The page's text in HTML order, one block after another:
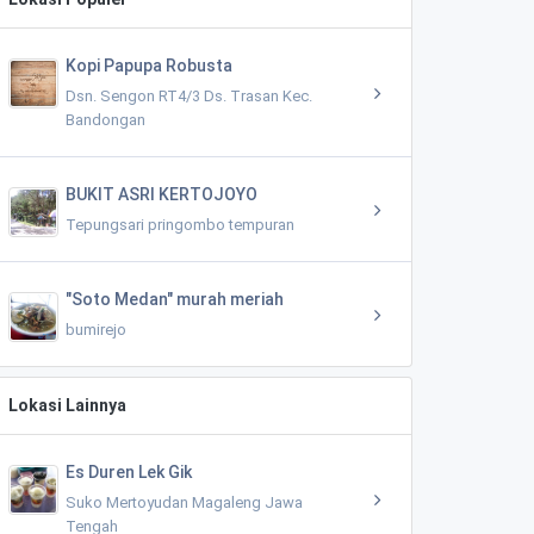
Kopi Papupa Robusta
Dsn. Sengon RT4/3 Ds. Trasan Kec.
Bandongan
BUKIT ASRI KERTOJOYO
Tepungsari pringombo tempuran
"Soto Medan" murah meriah
bumirejo
Lokasi Lainnya
Es Duren Lek Gik
Suko Mertoyudan Magaleng Jawa
Tengah